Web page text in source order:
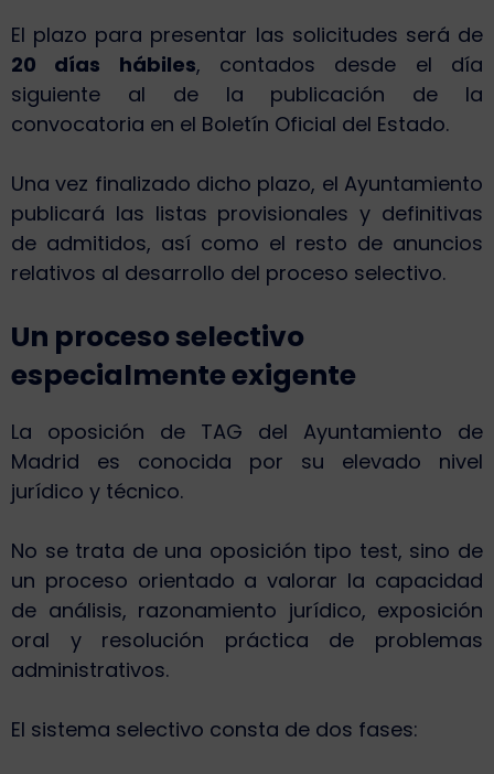
El plazo para presentar las solicitudes será de
20 días hábiles, contados desde el día
siguiente al de la publicación de la
convocatoria en el Boletín Oficial del Estado.
Una vez finalizado dicho plazo, el Ayuntamiento
publicará las listas provisionales y definitivas
de admitidos, así como el resto de anuncios
relativos al desarrollo del proceso selectivo.
Un proceso selectivo
especialmente exigente
La oposición de TAG del Ayuntamiento de
Madrid es conocida por su elevado nivel
jurídico y técnico.
No se trata de una oposición tipo test, sino de
un proceso orientado a valorar la capacidad
de análisis, razonamiento jurídico, exposición
oral y resolución práctica de problemas
administrativos.
El sistema selectivo consta de dos fases: